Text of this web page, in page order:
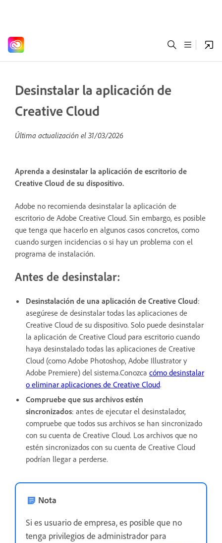
Desinstalar la aplicación de
Creative Cloud
Última actualización el 31/03/2026
Aprenda a desinstalar la aplicación de escritorio de
Creative Cloud de su dispositivo.
Adobe no recomienda desinstalar la aplicación de
escritorio de Adobe Creative Cloud. Sin embargo, es posible
que tenga que hacerlo en algunos casos concretos, como
cuando surgen incidencias o si hay un problema con el
programa de instalación.
Antes de desinstalar:
Desinstalación de una aplicación de Creative Cloud:
asegúrese de desinstalar todas las aplicaciones de
Creative Cloud de su dispositivo. Solo puede desinstalar
la aplicación de Creative Cloud para escritorio cuando
haya desinstalado todas las aplicaciones de Creative
Cloud (como Adobe Photoshop, Adobe Illustrator y
Adobe Premiere) del sistema.Conozca cómo desinstalar
o eliminar aplicaciones de Creative Cloud.
Compruebe que sus archivos estén
sincronizados: antes de ejecutar el desinstalador,
compruebe que todos sus archivos se han sincronizado
con su cuenta de Creative Cloud. Los archivos que no
estén sincronizados con su cuenta de Creative Cloud
podrían llegar a perderse.
Nota
Si es usuario de empresa, es posible que no
tenga privilegios de administrador para